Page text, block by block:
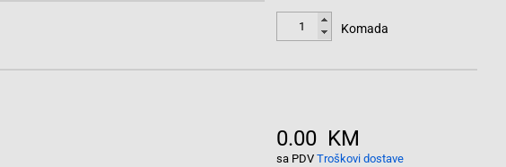
Komada
0.00 KM
sa PDV Troškovi dostave